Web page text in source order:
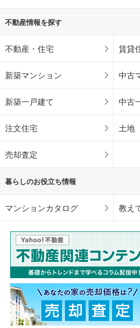
不動産情報を探す
不動産・住宅 賃貸
新築マンション 中古
新築一戸建て 中古
注文住宅 土地
売却査定
暮らしのお役立ち情報
マンションカタログ 教え